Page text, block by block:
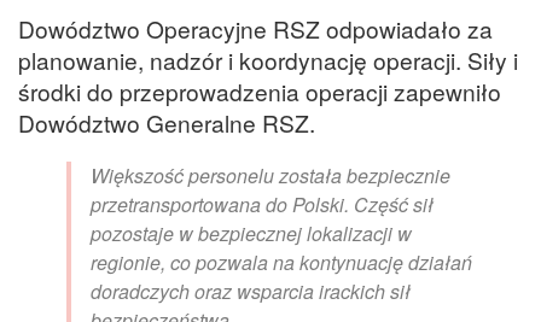
Dowództwo Operacyjne RSZ odpowiadało za
planowanie, nadzór i koordynację operacji. Siły i
środki do przeprowadzenia operacji zapewniło
Dowództwo Generalne RSZ.
Większość personelu została bezpiecznie
przetransportowana do Polski. Część sił
pozostaje w bezpiecznej lokalizacji w
regionie, co pozwala na kontynuację działań
doradczych oraz wsparcia irackich sił